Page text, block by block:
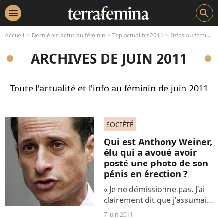
menu search
Accueil Dernières actus au féminin Top actualités2011 Infos au féminin juin 2011
ARCHIVES DE JUIN 2011
Toute l'actualité et l'info au féminin de juin 2011
SOCIÉTÉ
Qui est Anthony Weiner,
élu qui a avoué avoir
posté une photo de son
pénis en érection ?
« Je ne démissionne pas. J'ai
clairement dit que j'assumais
la responsabilité de cette
7 juin 2011